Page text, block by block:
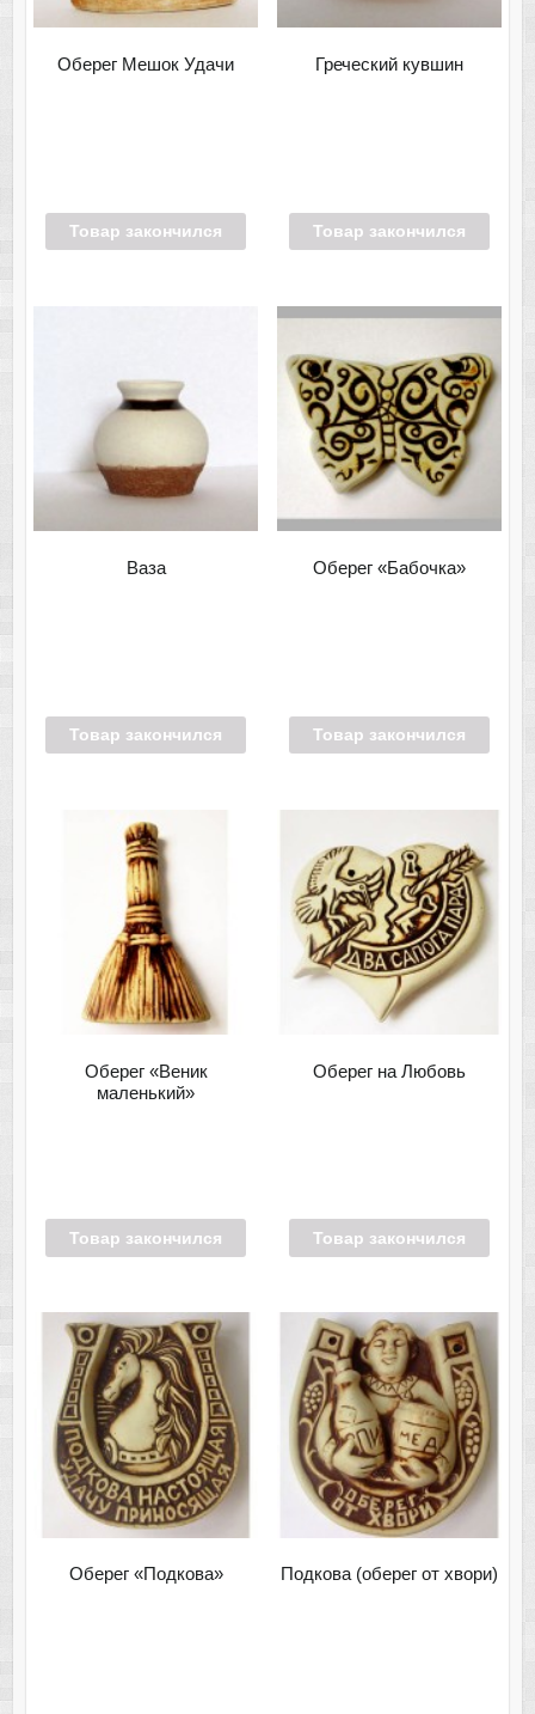
Оберег Мешок Удачи
Товар закончился
Греческий кувшин
Товар закончился
Ваза
Товар закончился
Оберег «Бабочка»
Товар закончился
Оберег «Веник
маленький»
Товар закончился
Оберег на Любовь
Товар закончился
Оберег «Подкова» Подкова (оберег от хвори)